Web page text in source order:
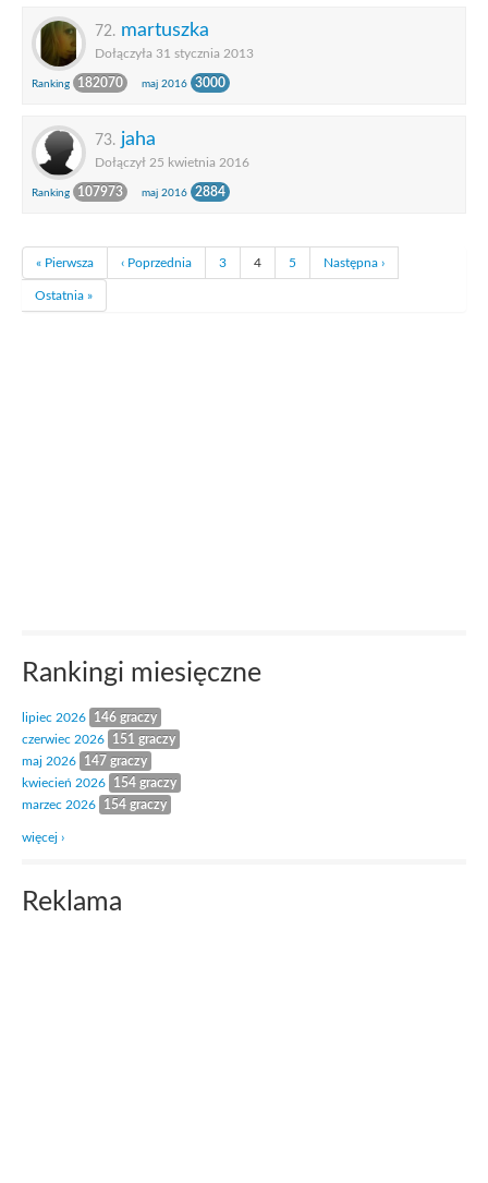
72. martuszka
Dołączyła 31 stycznia 2013
Ranking 182070 maj 2016 3000
73. jaha
Dołączył 25 kwietnia 2016
Ranking 107973 maj 2016 2884
« Pierwsza ‹ Poprzednia 3 4 5 Następna ›
Ostatnia »
Rankingi miesięczne
lipiec 2026
146 graczy
czerwiec 2026
151 graczy
maj 2026
147 graczy
kwiecień 2026
154 graczy
marzec 2026
154 graczy
więcej ›
Reklama